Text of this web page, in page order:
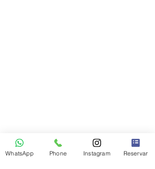
WhatsApp Phone Instagram Reservar